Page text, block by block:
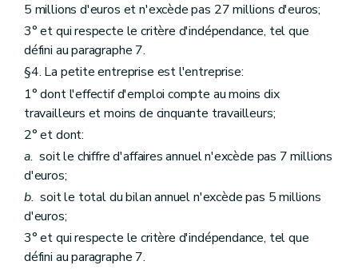
5 millions d'euros et n'excède pas 27 millions d'euros;
3° et qui respecte le critère d'indépendance, tel que
défini au paragraphe 7.
§4. La petite entreprise est l'entreprise:
1° dont l'effectif d'emploi compte au moins dix
travailleurs et moins de cinquante travailleurs;
2° et dont:
a. soit le chiffre d'affaires annuel n'excède pas 7 millions
d'euros;
b. soit le total du bilan annuel n'excède pas 5 millions
d'euros;
3° et qui respecte le critère d'indépendance, tel que
défini au paragraphe 7.